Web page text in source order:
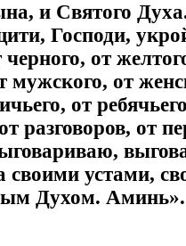
и Святого
Господи,
от
мужского, от
от
разговоров, от
своими устами,
Духом. Аминь».